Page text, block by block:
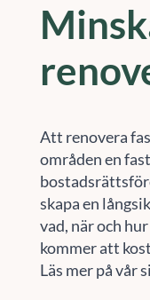
Att renovera
områden en
skapa en
vad, när och
kommer att
Läs mer på vår